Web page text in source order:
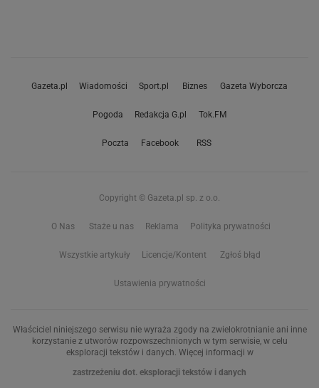
Gazeta.pl Wiadomości Sport.pl Biznes Gazeta Wyborcza
Pogoda Redakcja G.pl Tok.FM
Poczta Facebook RSS
Copyright © Gazeta.pl sp. z o.o.
O Nas Staże u nas Reklama Polityka prywatności
Wszystkie artykuły Licencje/Kontent Zgłoś błąd
Ustawienia prywatności
Właściciel niniejszego serwisu nie wyraża zgody na zwielokrotnianie ani inne
korzystanie z utworów rozpowszechnionych w tym serwisie, w celu
eksploracji tekstów i danych. Więcej informacji w
zastrzeżeniu dot. eksploracji tekstów i danych